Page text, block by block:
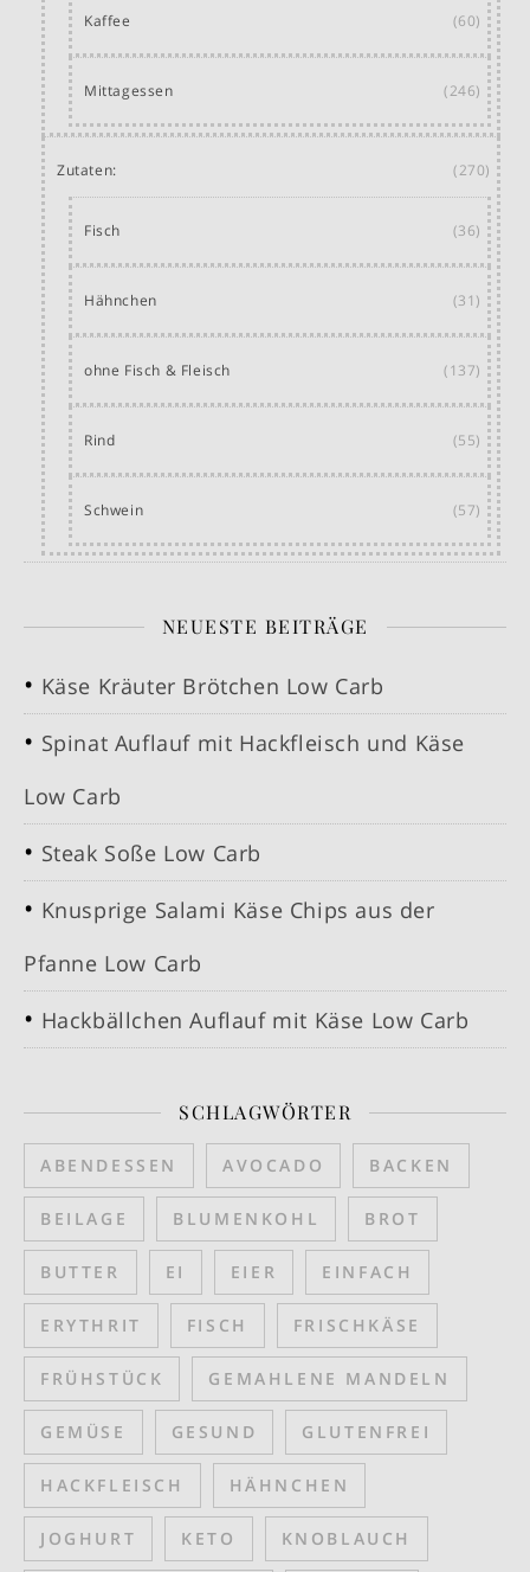
Kaffee (60)
Mittagessen (246)
Zutaten: (270)
Fisch (36)
Hähnchen (31)
ohne Fisch & Fleisch (137)
Rind (55)
Schwein (57)
NEUESTE BEITRÄGE
Käse Kräuter Brötchen Low Carb
Spinat Auflauf mit Hackfleisch und Käse
Low Carb
Steak Soße Low Carb
Knusprige Salami Käse Chips aus der
Pfanne Low Carb
Hackbällchen Auflauf mit Käse Low Carb
SCHLAGWÖRTER
ABENDESSEN AVOCADO BACKEN
BEILAGE BLUMENKOHL BROT
BUTTER EI EIER EINFACH
ERYTHRIT FISCH FRISCHKÄSE
FRÜHSTÜCK GEMAHLENE MANDELN
GEMÜSE GESUND GLUTENFREI
HACKFLEISCH HÄHNCHEN
JOGHURT KETO KNOBLAUCH